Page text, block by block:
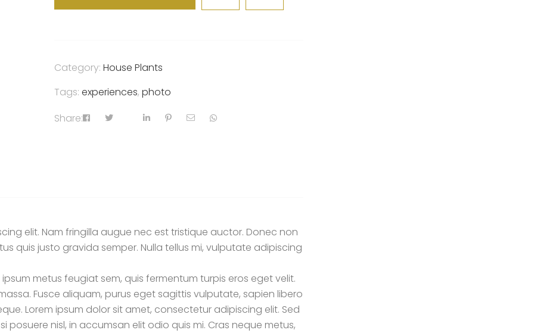
Category:House Plants
Tags:experiences,photo
Share:
elit. Nam fringilla augue nec est tristique auctor. Donec non
quis justo gravida semper. Nulla tellus mi, vulputate adipiscing
metus feugiat sem, quis fermentum turpis eros eget velit.
Fusce aliquam, purus eget sagittis vulputate, sapien libero
Lorem ipsum dolor sit amet, consectetur adipiscing elit. Sed
nisl, in accumsan elit odio quis mi. Cras neque metus,